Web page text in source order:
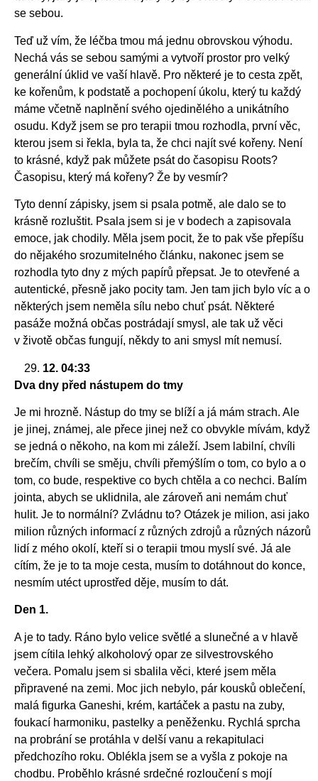
se sebou.
Teď už vím, že léčba tmou má jednu obrovskou výhodu.
Nechá vás se sebou samými a vytvoří prostor pro velký
generální úklid ve vaší hlavě. Pro některé je to cesta zpět,
ke kořenům, k podstatě a pochopení úkolu, který tu každý
máme včetně naplnění svého ojedinělého a unikátního
osudu. Když jsem se pro terapii tmou rozhodla, první věc,
kterou jsem si řekla, byla ta, že chci najít své kořeny. Není
to krásné, když pak můžete psát do časopisu Roots?
Časopisu, který má kořeny? Že by vesmír?
Tyto denní zápisky, jsem si psala potmě, ale dalo se to
krásně rozluštit. Psala jsem si je v bodech a zapisovala
emoce, jak chodily. Měla jsem pocit, že to pak vše přepíšu
do nějakého srozumitelného článku, nakonec jsem se
rozhodla tyto dny z mých papírů přepsat. Je to otevřené a
autentické, přesně jako pocity tam. Jen tam jich bylo víc a o
některých jsem neměla sílu nebo chuť psát. Některé
pasáže možná občas postrádají smysl, ale tak už věci
v životě občas fungují, někdy to ani smysl mít nemusí.
12. 04:33
Dva dny před nástupem do tmy
Je mi hrozně. Nástup do tmy se blíží a já mám strach. Ale
je jinej, známej, ale přece jinej než co obvykle mívám, když
se jedná o někoho, na kom mi záleží. Jsem labilní, chvíli
brečím, chvíli se směju, chvíli přemýšlím o tom, co bylo a o
tom, co bude, respektive co bych chtěla a co nechci. Balím
jointa, abych se uklidnila, ale zároveň ani nemám chuť
hulit. Je to normální? Zvládnu to? Otázek je milion, asi jako
milion různých informací z různých zdrojů a různých názorů
lidí z mého okolí, kteří si o terapii tmou myslí své. Já ale
cítím, že je to ta moje cesta, musím to dotáhnout do konce,
nesmím utéct uprostřed děje, musím to dát.
Den 1.
A je to tady. Ráno bylo velice světlé a slunečné a v hlavě
jsem cítila lehký alkoholový opar ze silvestrovského
večera. Pomalu jsem si sbalila věci, které jsem měla
připravené na zemi. Moc jich nebylo, pár kousků oblečení,
malá figurka Ganeshi, krém, kartáček a pastu na zuby,
foukací harmoniku, pastelky a peněženku. Rychlá sprcha
na probrání se protáhla v delší vanu a rekapitulaci
předchozího roku. Oblékla jsem se a vyšla z pokoje na
chodbu. Proběhlo krásné srdečné rozloučení s mojí